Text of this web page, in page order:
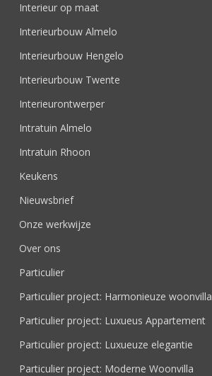
Interieur op maat
Interieurbouw Almelo
Interieurbouw Hengelo
Interieurbouw Twente
Interieurontwerper
Intratuin Almelo
Intratuin Rhoon
Keukens
Nieuwsbrief
Onze werkwijze
Over ons
Particulier
Particulier project: Harmonieuze woonvilla
Particulier project: Luxueus Appartement
Particulier project: Luxueuze elegantie
Particulier project: Moderne Woonvilla